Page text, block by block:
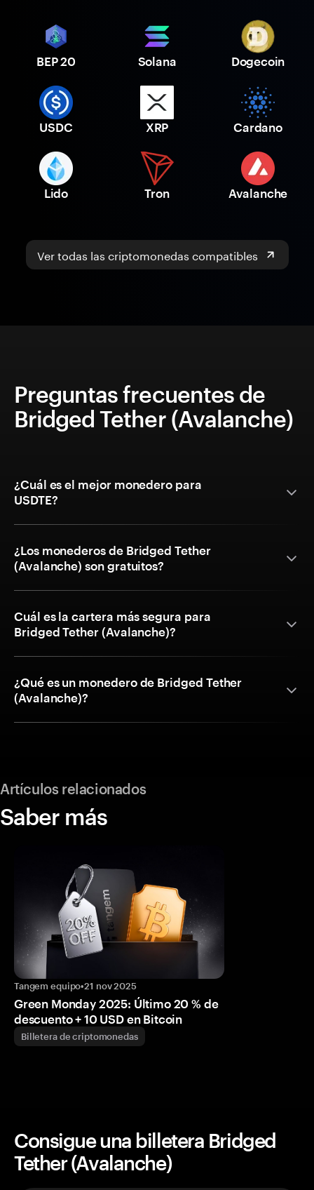
BEP 20 Solana Dogecoin
USDC XRP Cardano
Lido Tron Avalanche
Ver todas las criptomonedas compatibles
Preguntas frecuentes de
Bridged Tether (Avalanche)
¿Cuál es el mejor monedero para
USDTE?
¿Los monederos de Bridged Tether
(Avalanche) son gratuitos?
Cuál es la cartera más segura para
Bridged Tether (Avalanche)?
¿Qué es un monedero de Bridged Tether
(Avalanche)?
Artículos relacionados
Saber más
Tangem equipo•21 nov 2025
Green Monday 2025: Último 20 % de
descuento + 10 USD en Bitcoin
Billetera de criptomonedas
Consigue una billetera Bridged
Tether (Avalanche)